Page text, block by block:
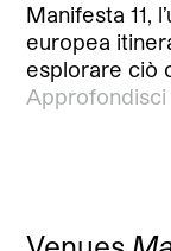
Manifesta 11,
europea
esplorare ciò
Approfondisci